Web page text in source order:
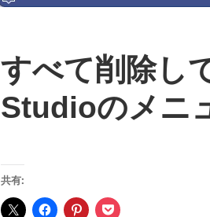
すべて削除し
Studioのメニ
共有: